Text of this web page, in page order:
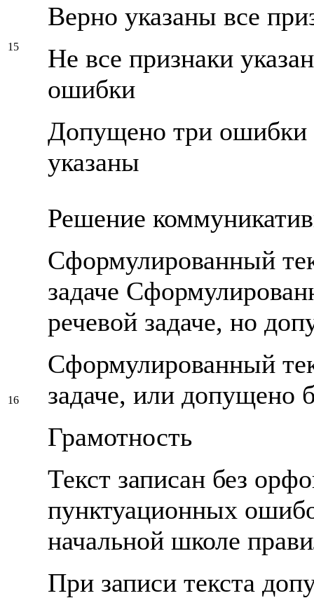
15
Верно указаны все
Не все признаки
ошибки
Допущено три ошибки
указаны
16
Решение
Сформулированный
задаче
речевой задаче, но
Сформулированный
задаче, или допущено
Грамотность
Текст записан без
пунктуационных
начальной школе
При записи текста